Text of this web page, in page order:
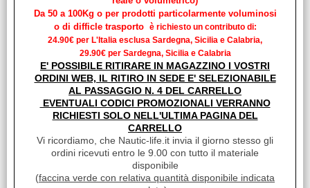
FLESSIBILE PER DOCCETTA 2MT INOX 1/2C - 3/8F
Disponibile su Ordinazione in circa 10/20gg (Tempistica indicativa
non vincolante)
€ 23,00 Sconto 23%
17,70
iva inclusa
Da 50 a 100Kg o per prodotti particolarmente voluminosi
o di difficle trasporto è richiesto un contributo di:
24.90€ per L'Italia esclusa Sardegna, Sicilia e Calabria,
29.90€ per Sardegna, Sicilia e Calabria
E' POSSIBILE RITIRARE IN MAGAZZINO I VOSTRI
ORDINI WEB, IL RITIRO IN SEDE E' SELEZIONABILE
AL PASSAGGIO N. 4 DEL CARRELLO
EVENTUALI CODICI PROMOZIONALI VERRANNO
RICHIESTI SOLO NELL'ULTIMA PAGINA DEL
CARRELLO
Vi ricordiamo, che Nautic-life.it invia il giorno stesso gli
ordini ricevuti entro le 9.00 con tutto il materiale
disponibile
(faccina verde con relativa quantità disponibile indicata